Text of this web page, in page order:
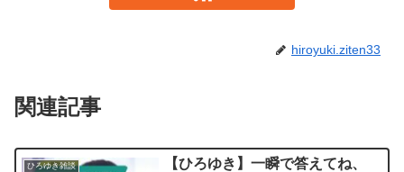
hiroyuki.ziten33
関連記事
ひろゆき雑談
【ひろゆき】一瞬で答えてね、